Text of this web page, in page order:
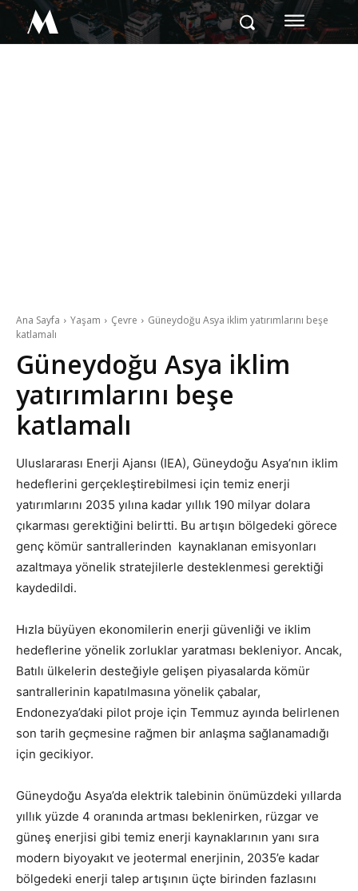
M
Ana Sayfa Yaşam Çevre
Güneydoğu Asya iklim yatırımlarını beşe
katlamalı
Güneydoğu Asya iklim
yatırımlarını beşe
katlamalı
Uluslararası Enerji Ajansı (IEA), Güneydoğu Asya’nın iklim
hedeflerini gerçekleştirebilmesi için temiz enerji
yatırımlarını 2035 yılına kadar yıllık 190 milyar dolara
çıkarması gerektiğini belirtti. Bu artışın bölgedeki görece
genç kömür santrallerinden kaynaklanan emisyonları
azaltmaya yönelik stratejilerle desteklenmesi gerektiği
kaydedildi.
Hızla büyüyen ekonomilerin enerji güvenliği ve iklim
hedeflerine yönelik zorluklar yaratması bekleniyor. Ancak,
Batılı ülkelerin desteğiyle gelişen piyasalarda kömür
santrallerinin kapatılmasına yönelik çabalar,
Endonezya’daki pilot proje için Temmuz ayında belirlenen
son tarih geçmesine rağmen bir anlaşma sağlanamadığı
için gecikiyor.
Güneydoğu Asya’da elektrik talebinin önümüzdeki yıllarda
yıllık yüzde 4 oranında artması beklenirken, rüzgar ve
güneş enerjisi gibi temiz enerji kaynaklarının yanı sıra
modern biyoyakıt ve jeotermal enerjinin, 2035’e kadar
bölgedeki enerji talep artışının üçte birinden fazlasını